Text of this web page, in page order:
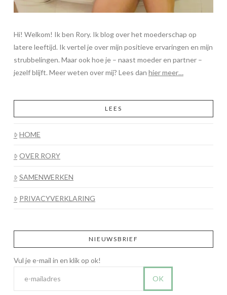
Hi! Welkom! Ik ben Rory. Ik blog over het moederschap op
latere leeftijd. Ik vertel je over mijn positieve ervaringen en mijn
strubbelingen. Maar ook hoe je – naast moeder en partner –
jezelf blijft. Meer weten over mij? Lees dan hier meer…
LEES
HOME
OVER RORY
SAMENWERKEN
PRIVACYVERKLARING
NIEUWSBRIEF